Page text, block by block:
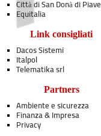
Città di San Donà di Piave
Equitalia
Link consigliati
Dacos Sistemi
Italpol
Telematika srl
Partners
Ambiente e sicurezza
Finanza & Impresa
Privacy